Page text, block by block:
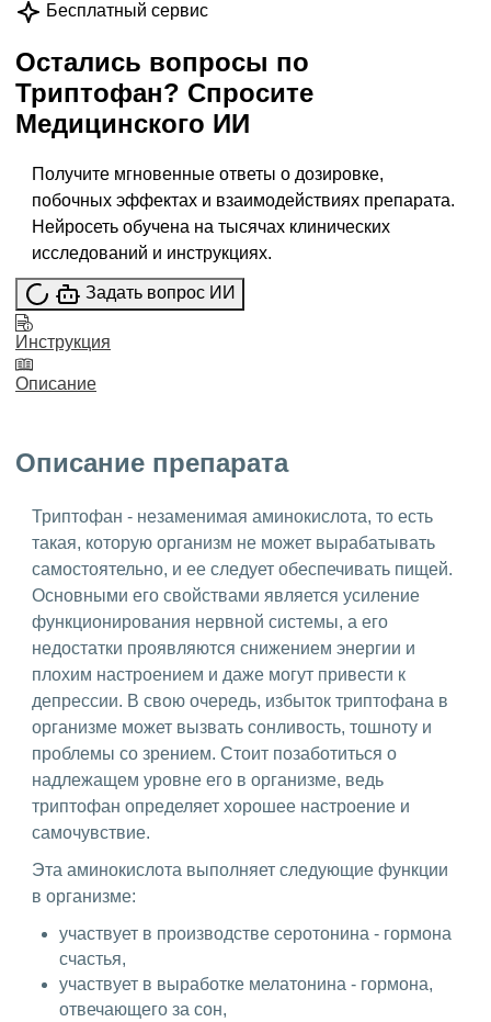
Бесплатный сервис
Остались вопросы по
Триптофан? Спросите
Медицинского ИИ
Получите мгновенные ответы о дозировке,
побочных эффектах и взаимодействиях препарата.
Нейросеть обучена на тысячах клинических
исследований и инструкциях.
Задать вопрос ИИ
Инструкция
Описание
Описание препарата
Триптофан - незаменимая аминокислота, то есть
такая, которую организм не может вырабатывать
самостоятельно, и ее следует обеспечивать пищей.
Основными его свойствами является усиление
функционирования нервной системы, а его
недостатки проявляются снижением энергии и
плохим настроением и даже могут привести к
депрессии. В свою очередь, избыток триптофана в
организме может вызвать сонливость, тошноту и
проблемы со зрением. Стоит позаботиться о
надлежащем уровне его в организме, ведь
триптофан определяет хорошее настроение и
самочувствие.
Эта аминокислота выполняет следующие функции
в организме:
участвует в производстве серотонина - гормона
счастья,
участвует в выработке мелатонина - гормона,
отвечающего за сон,